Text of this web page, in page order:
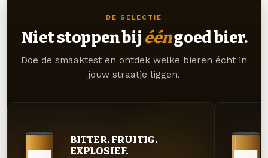
DE SELECTIE
Niet stoppen bij ééngoed bier.
Doe de smaaktest en ontdek welke bieren écht in
jouw straatje liggen.
BITTER. FRUITIG.
EXPLOSIEF.